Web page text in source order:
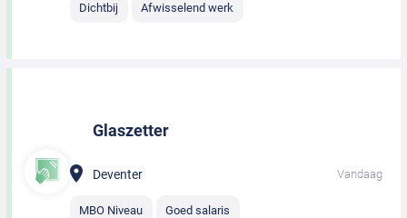
Dichtbij Afwisselend werk
Glaszetter
Deventer Vandaag
MBO Niveau Goed salaris